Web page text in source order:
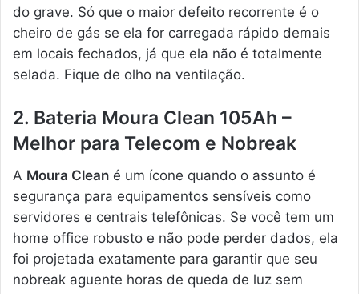
do grave. Só que o maior defeito recorrente é o
cheiro de gás se ela for carregada rápido demais
em locais fechados, já que ela não é totalmente
selada. Fique de olho na ventilação.
2. Bateria Moura Clean 105Ah –
Melhor para Telecom e Nobreak
A Moura Clean é um ícone quando o assunto é
segurança para equipamentos sensíveis como
servidores e centrais telefônicas. Se você tem um
home office robusto e não pode perder dados, ela
foi projetada exatamente para garantir que seu
nobreak aguente horas de queda de luz sem